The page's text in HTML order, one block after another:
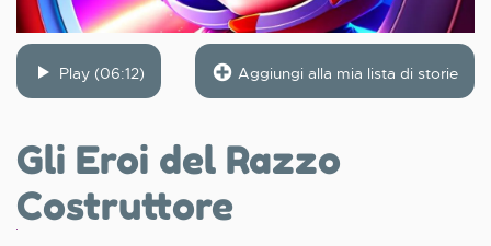
Play (06:12) Aggiungi alla mia lista di storie
Gli Eroi del Razzo
Costruttore